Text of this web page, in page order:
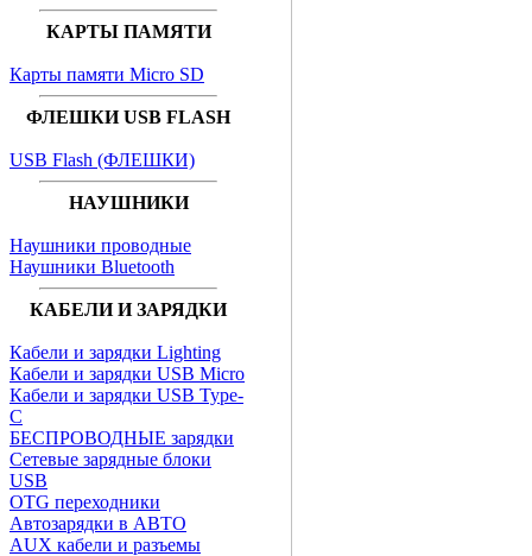
КАРТЫ ПАМЯТИ
Карты памяти Micro SD
ФЛЕШКИ USB FLASH
USB Flash (ФЛЕШКИ)
НАУШНИКИ
Наушники проводные
Наушники Bluetooth
КАБЕЛИ И ЗАРЯДКИ
Кабели и зарядки Lighting
Кабели и зарядки USB Micro
Кабели и зарядки USB Type-
C
БЕСПРОВОДНЫЕ зарядки
Сетевые зарядные блоки
USB
OTG переходники
Автозарядки в АВТО
AUX кабели и разъемы